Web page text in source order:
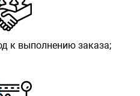
к выполнению заказа;